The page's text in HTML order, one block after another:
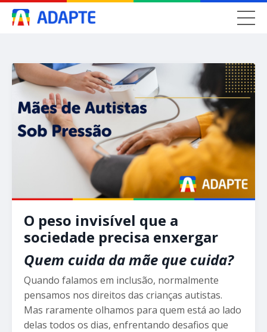
O peso invisível que a
sociedade precisa enxergar
Quem cuida da mãe que cuida?
Quando falamos em inclusão, normalmente
pensamos nos direitos das crianças autistas.
Mas raramente olhamos para quem está ao lado
delas todos os dias, enfrentando desafios que